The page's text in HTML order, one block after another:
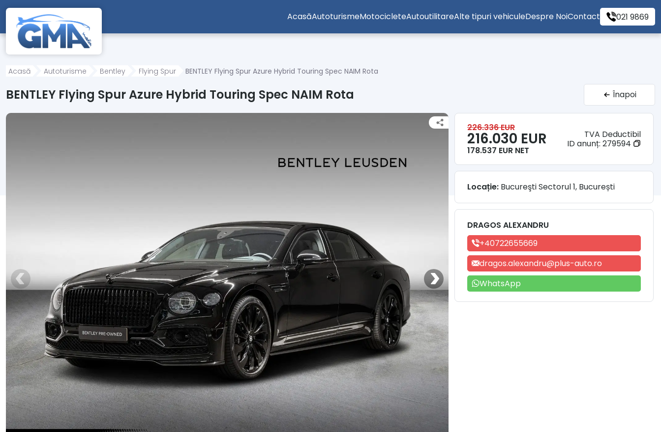
Mergi direct la conținutul principal
AcasăAutoturismeMotocicleteAutoutilitareAlte tipuri vehiculeDespre NoiContact 021 9869
Acasă Autoturisme Bentley Flying Spur BENTLEY Flying Spur Azure Hybrid Touring Spec NAIM Rota
BENTLEY Flying Spur Azure Hybrid Touring Spec NAIM Rota Înapoi
226.336 EUR
216.030 EUR
178.537 EUR NET
TVA Deductibil
ID anunț: 279594
Locație: Bucureşti Sectorul 1, București
DRAGOS ALEXANDRU
+40722655669
dragos.alexandru@plus-auto.ro
WhatsApp